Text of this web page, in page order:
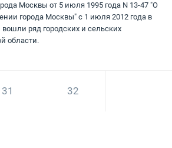
Москвы от 5 июля 1995 года N 13-47 "О
города Москвы" с 1 июля 2012 года в
ряд городских и сельских
области.
31 32